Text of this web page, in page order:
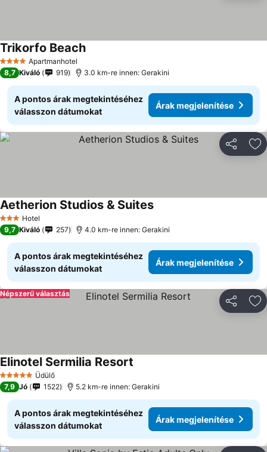
4 KategóriaApartmanhotel
Trikorfo BeachÁrak megjelenítése
8,7 Kiváló 919 3.0 km-re innen: Gerakini
A pontos árak megtekintéséhez
válasszon dátumokat
Árak megjelenítése
3 Kategória
Hotel
Aetherion Studios & SuitesÁrak megjelenítése
9,7 Kiváló 257 4.0 km-re innen: Gerakini
A pontos árak megtekintéséhez
válasszon dátumokat
Árak megjelenítése
Népszerű választás
5 KategóriaÜdülő
Elinotel Sermilia Resort
7,9 Jó 1522 5.2 km-re innen: Gerakini
A pontos árak megtekintéséhez
válasszon dátumokat
Árak megjelenítése